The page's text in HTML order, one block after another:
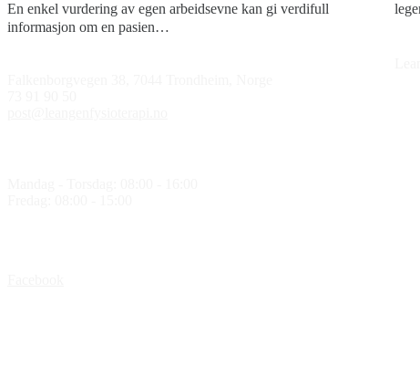
En enkel vurdering av egen arbeidsevne kan gi verdifull
informasjon om en pasien…